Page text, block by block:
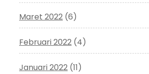
Maret 2022 (6)
Februari 2022 (4)
Januari 2022 (11)